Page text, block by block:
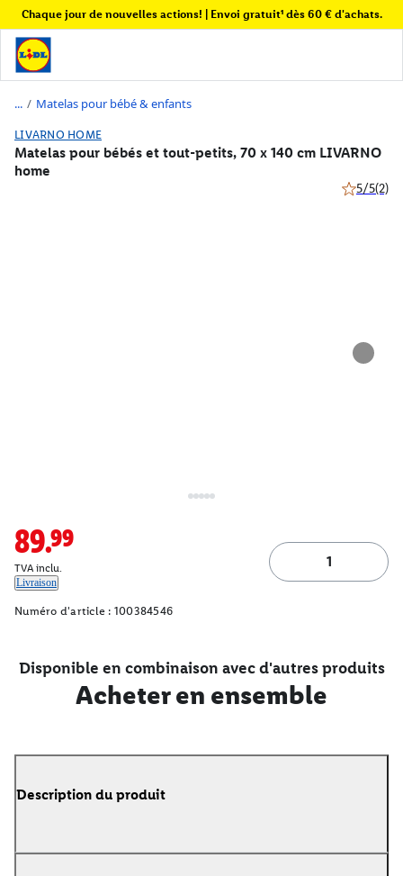
Chaque jour de nouvelles actions! | Envoi gratuit¹ dès 60 € d'achats.
/ Matelas pour bébé & enfants
LIVARNO HOME
Matelas pour bébés et tout-petits, 70 x 140 cm LIVARNO
home
5/5(2)
89.99
TVA inclu.
Livraison
Numéro d'article : 100384546
Disponible en combinaison avec d'autres produits
Acheter en ensemble
Description du produit